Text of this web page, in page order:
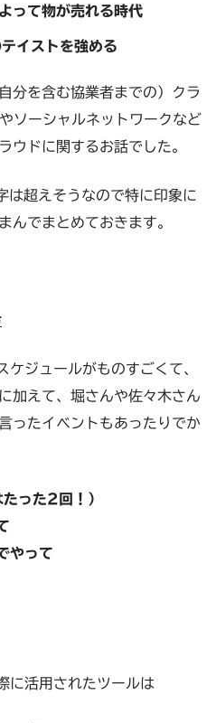
って物が売れる時代
イストを強める
分を含む協業者までの）クラ
ソーシャルネットワークなど
ウドに関するお話でした。
は超えそうなので特に印象に
んでまとめておきます。
ジュールがものすごくて、
加えて、堀さんや佐々木さん
ったイベントもあったりでか
った2回！）
やって
活用されたツールは